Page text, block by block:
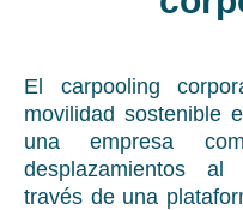
El carpooling
movilidad sostenible
una empresa
desplazamientos
través de una